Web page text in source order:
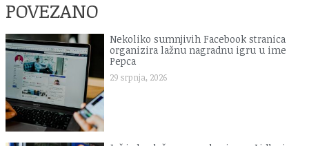
POVEZANO
Nekoliko sumnjivih Facebook stranica
organizira lažnu nagradnu igru u ime
Pepca
29 srpnja, 2026